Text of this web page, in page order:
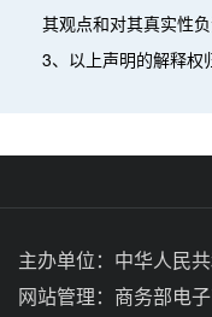
其观点和对其真实性
3、以上声明的解释权
主办单位： 中华人民
网站管理： 商务部电